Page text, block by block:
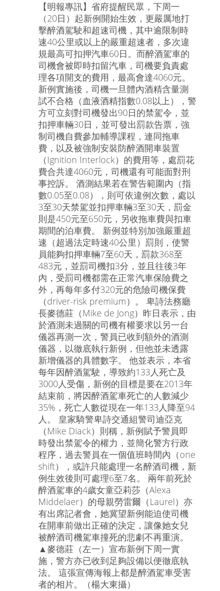
【明報專訊】省府提醒民眾，下周一
（20日）起新例開始生效，更嚴厲地打
擊醉酒駕駛和超速司機，其中逾限制時
速40公里或以上的嚴重超速者，多次違
規最高可扣押汽車60日。而醉酒駕車的
司機會被即時扣留汽車，司機要負責處
理各項開支的費用，最高會達4060元。
新例實施後，司機一旦體內酒精含量測
試不合格（血液酒精指數0.08以上），警
方可立刻對司機發出90日的禁駕令，並
扣押車輛30日，並可發出罰款告票，強
制司機自費參加輔導課程，連同拖車
費，以及被強制安裝防醉酒開車裝置
（Ignition Interlock）的費用等，處罰花
費合共達4060元，司機還有可能面對刑
事控訴。 酒測結果若在警告範圍內（指
數0.05至0.08），則可依違例次數，處以
3至30天禁駕並扣押車輛3至30天，罰金
則是450元至650元，另收拖車費與扣車
期間的泊車費。 新例並特別加強嚴重超
速（超過法定時速40公里）罰則，使警
員能夠扣押車輛7至60天，罰款368至
483元，並罰司機扣3分，並且往後3年
內，受罰司機都需在正常汽車保險費之
外，再每年多付320元的危險司機保費
（driver-risk premium）。 卑詩法務廳
長麥德莊（Mike de Jong）昨日表示，由
於酒測未過關的司機有權要求以另一台
儀器再測一次，警員已收到額外的酒測
儀器，以徹底執行新例，但他並未透露
新增儀器的具體數字。 他並表示，本省
每年因醉酒駕駛，導致約133人死亡及
3000人受傷，新例的目標是要在2013年
結束前，將因醉酒駕車死亡的人數減少
35%，死亡人數從現在一年133人降至94
人。 皇家騎警卑詩交通組警司迪亞克
（Mike Diack）則稱，新例賦予警員即
時發出禁駕令的權力，並簡化警方行政
程序，過去警員在一個值班時間內（one
shift），或許只能處理一名醉酒司機，新
例生效後則可處理6至7名。 兩年前死於
醉酒駕車的4歲女童亞莉莎（Alexa
Middelaer）的母親勞雷爾（Laurel）亦
有出席記者會，她冀望新例能迫使司機
在開車前做出正確的決定，讓像她女兒
被醉酒司機駕車撞死的悲劇不再重演。
▲麥德莊（左一）宣布新例下周一實
施，警方亦已收到足夠設備以便徹底執
法。 這張宣傳海報上都是醉酒駕車受害
者的相片。（楊大東攝）